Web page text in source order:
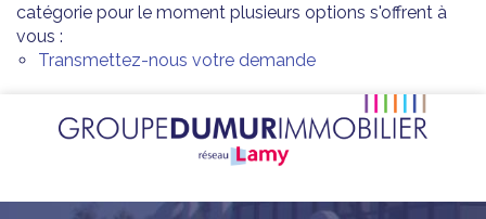
catégorie pour le moment plusieurs options s'offrent à
vous :
Transmettez-nous votre demande